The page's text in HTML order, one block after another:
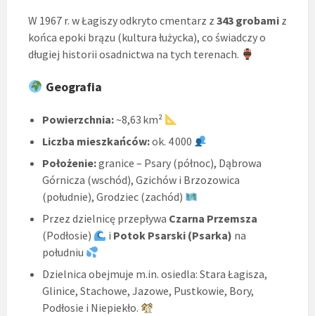
W 1967 r. w Łagiszy odkryto cmentarz z 343 grobami z
końca epoki brązu (kultura łużycka), co świadczy o
długiej historii osadnictwa na tych terenach.
Geografia
Powierzchnia: ~8,63 km²
Liczba mieszkańców:ok. 4 000
Położenie:granice – Psary (północ), Dąbrowa
Górnicza (wschód), Gzichów i Brzozowica
(południe), Grodziec (zachód)
Przez dzielnicę przepływa Czarna Przemsza
(Podłosie)
i Potok Psarski (Psarka) na
południu
Dzielnica obejmuje m.in. osiedla: Stara Łagisza,
Glinice, Stachowe, Jazowe, Pustkowie, Bory,
Podłosie i Niepiekło.